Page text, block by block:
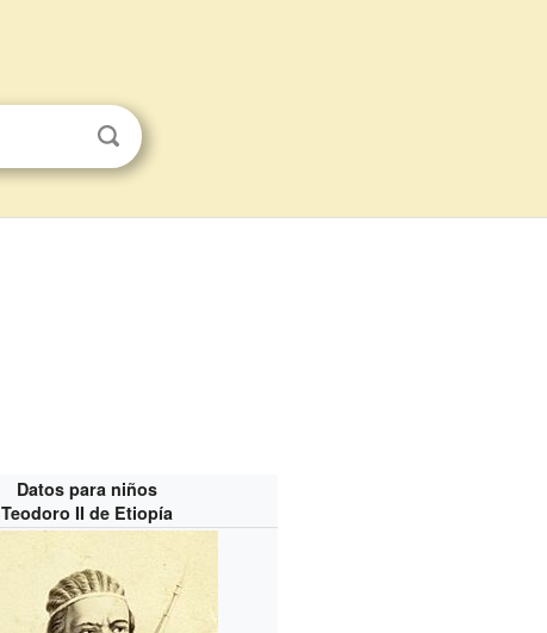
Datos para niños
Teodoro II de Etiopía